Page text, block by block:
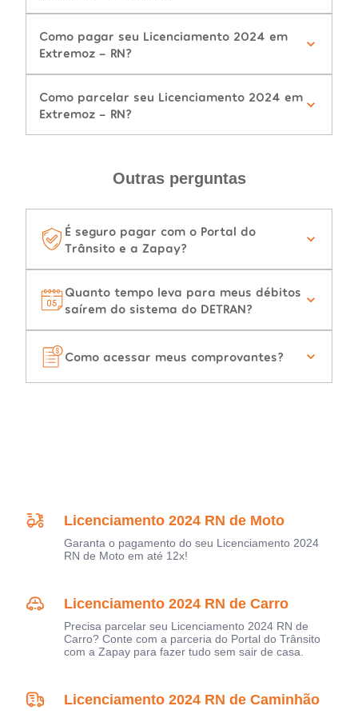
Como pagar seu Licenciamento 2024 em
Extremoz - RN?
Como parcelar seu Licenciamento 2024 em
Extremoz - RN?
Outras perguntas
É seguro pagar com o Portal do
Trânsito e a Zapay?
Quanto tempo leva para meus débitos
saírem do sistema do DETRAN?
Como acessar meus comprovantes?
Licenciamento 2024 RN de Moto
Garanta o pagamento do seu Licenciamento 2024
RN de Moto em até 12x!
Licenciamento 2024 RN de Carro
Precisa parcelar seu Licenciamento 2024 RN de
Carro? Conte com a parceria do Portal do Trânsito
com a Zapay para fazer tudo sem sair de casa.
Licenciamento 2024 RN de Caminhão